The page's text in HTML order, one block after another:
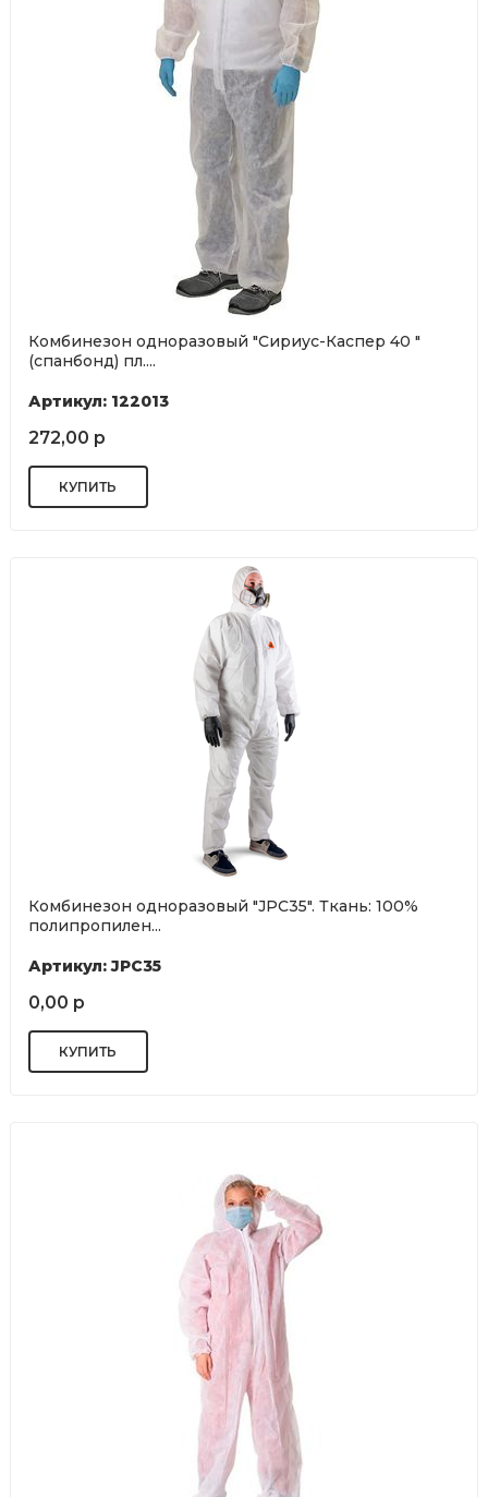
Комбинезон одноразовый "Сириус-Каспер 40 "
(спанбонд) пл....
Артикул: 122013
272,00 р
Комбинезон одноразовый "JPC35". Ткань: 100%
полипропилен...
Артикул: JPC35
0,00 р